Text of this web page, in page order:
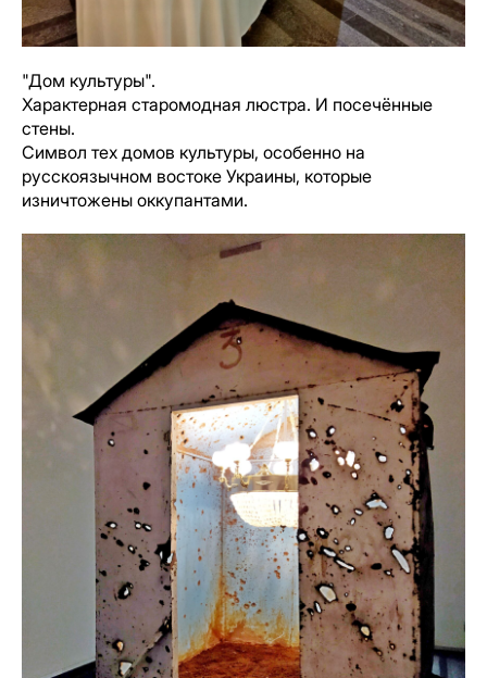
"Дом культуры".
Характерная старомодная люстра. И посечённые
стены.
Символ тех домов культуры, особенно на
русскоязычном востоке Украины, которые
изничтожены оккупантами.